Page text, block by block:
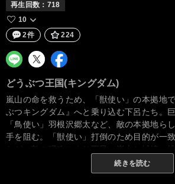
再生回数： 718
10
2件
224
どうぶつ王国(キングダム)
嵐山の命を救うため、「獣使い」の本拠地
ぶつキングダム』へと乗り込む下呂たち。
「鳥使い」羽根沢郷太など、敵の本拠地ら
手を阻む。「獣使い」打倒のため目的が一
たが、敵の猛攻により下呂・嵐山と城崎・
う。やがて羽根沢を利用して「獣使い」本
の「獣血」道後十四郎から下呂へのメッセ
続きを読む